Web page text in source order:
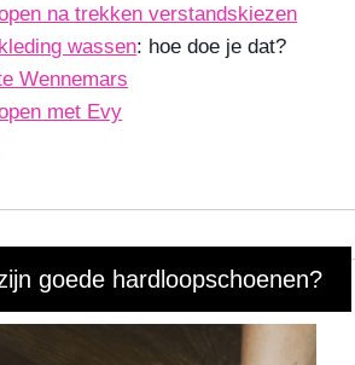
na trekken verstandskiezen
wassen: hoe doe je dat?
Wennemars
met Evy
goede hardloopschoenen?